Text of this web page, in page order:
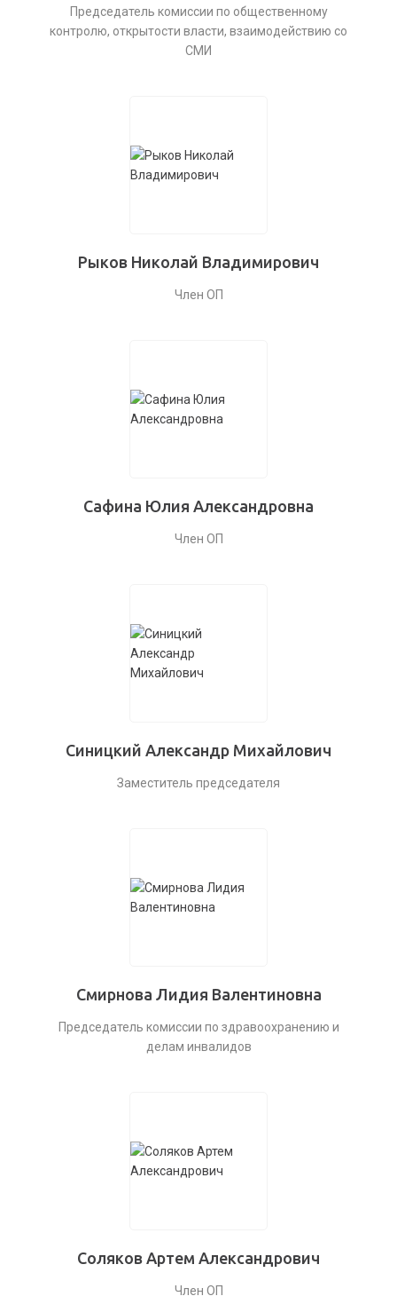
Председатель комиссии по общественному
контролю, открытости власти, взаимодействию со
СМИ
Рыков Николай Владимирович
Член ОП
Сафина Юлия Александровна
Член ОП
Синицкий Александр Михайлович
Заместитель председателя
Смирнова Лидия Валентиновна
Председатель комиссии по здравоохранению и
делам инвалидов
Соляков Артем Александрович
Член ОП